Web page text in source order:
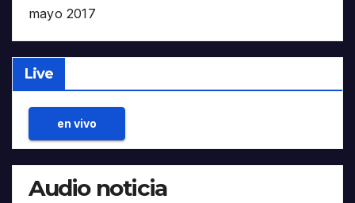
mayo 2017
Live
en vivo
Audio noticia